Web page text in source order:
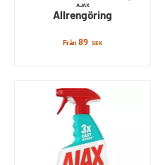
AJAX
Allrengöring
Från89 SEK